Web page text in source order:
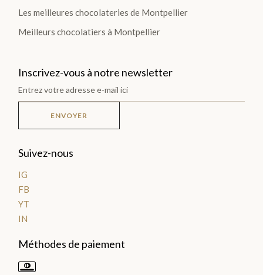
Gourmandes
Les
TOUTES
LES
TABLETTES
>
DÉCOUVRIR
LA
COLLECTION
Les meilleures chocolateries de Montpellier
Meilleurs chocolatiers à Montpellier
Inscrivez-vous à notre newsletter
ENVOYER
Suivez-nous
IG
FB
YT
IN
Méthodes de paiement